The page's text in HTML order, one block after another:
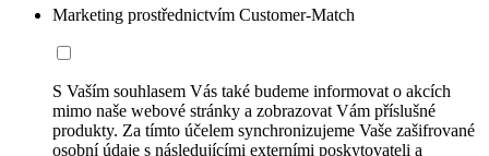
Marketing prostřednictvím Customer-Match
S Vaším souhlasem Vás také budeme informovat o akcích
mimo naše webové stránky a zobrazovat Vám příslušné
produkty. Za tímto účelem synchronizujeme Vaše zašifrované
osobní údaje s následujícími externími poskytovateli a